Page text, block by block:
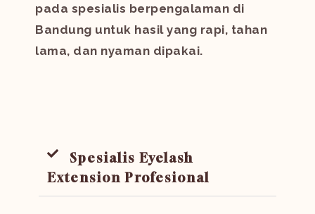
pada spesialis berpengalaman di
Bandung untuk hasil yang rapi, tahan
lama, dan nyaman dipakai.
Spesialis Eyelash
Extension Profesional